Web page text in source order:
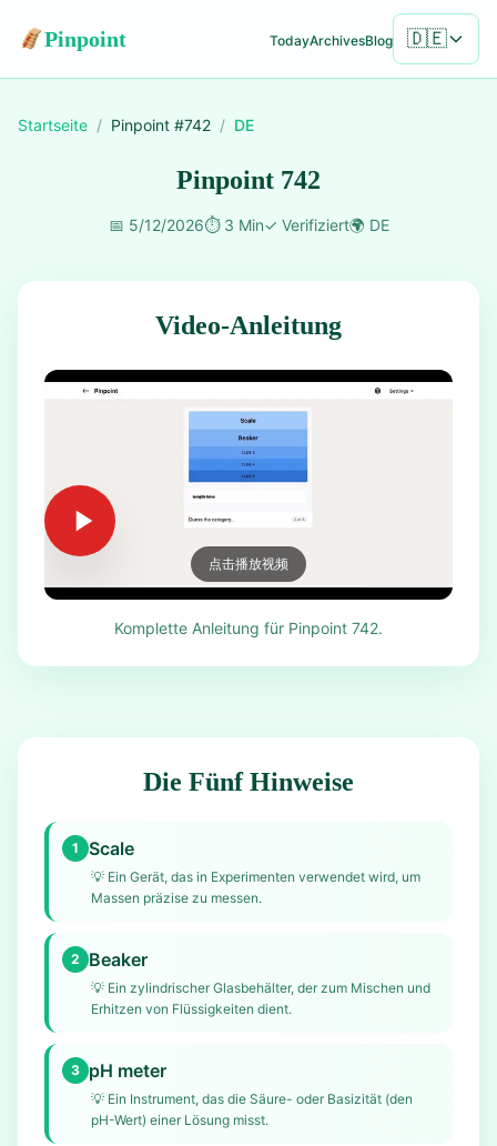
Pinpoint TodayArchivesBlog 🇩🇪
Startseite / Pinpoint #742 / DE
Pinpoint 742
📅 5/12/2026⏱️ 3 Min✓ Verifiziert🌍 DE
Video-Anleitung
点击播放视频
Komplette Anleitung für Pinpoint 742.
Die Fünf Hinweise
1 Scale
💡 Ein Gerät, das in Experimenten verwendet wird, um
Massen präzise zu messen.
2 Beaker
💡 Ein zylindrischer Glasbehälter, der zum Mischen und
Erhitzen von Flüssigkeiten dient.
3 pH meter
💡 Ein Instrument, das die Säure- oder Basizität (den
pH-Wert) einer Lösung misst.